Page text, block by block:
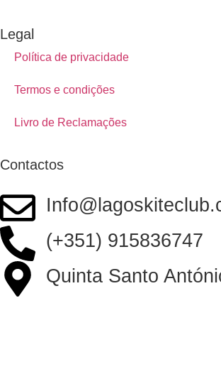
Legal
Política de privacidade
Termos e condições
Livro de Reclamações
Contactos
(+351) 915836747
Quinta Santo